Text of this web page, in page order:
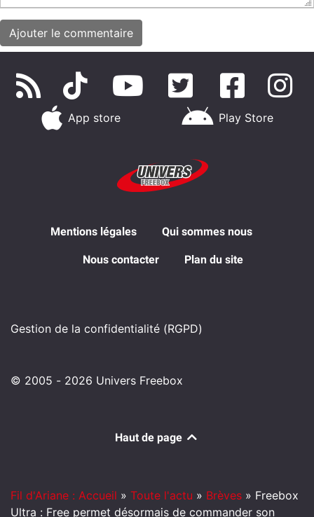
App store Play Store
Mentions légales Qui sommes nous
Nous contacter Plan du site
Gestion de la confidentialité (RGPD)
© 2005 - 2026 Univers Freebox
Haut de page
Fil d'Ariane : Accueil » Toute l'actu » Brèves » Freebox
Ultra : Free permet désormais de commander son